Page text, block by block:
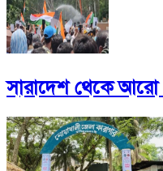
সারাদেশথেকে আরো